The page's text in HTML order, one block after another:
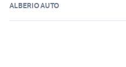
ALBERIO AUTO